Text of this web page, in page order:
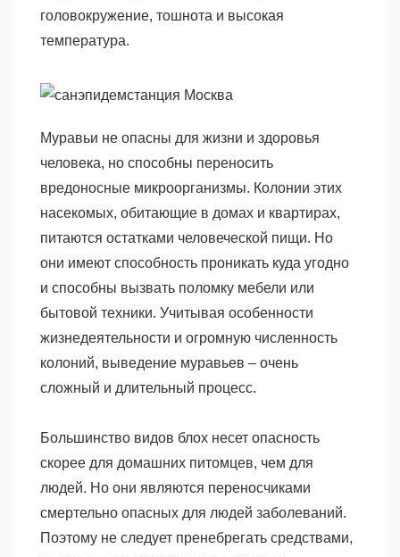
головокружение, тошнота и высокая
температура.
Муравьи не опасны для жизни и здоровья
человека, но способны переносить
вредоносные микроорганизмы. Колонии этих
насекомых, обитающие в домах и квартирах,
питаются остатками человеческой пищи. Но
они имеют способность проникать куда угодно
и способны вызвать поломку мебели или
бытовой техники. Учитывая особенности
жизнедеятельности и огромную численность
колоний, выведение муравьев – очень
сложный и длительный процесс.
Большинство видов блох несет опасность
скорее для домашних питомцев, чем для
людей. Но они являются переносчиками
смертельно опасных для людей заболеваний.
Поэтому не следует пренебрегать средствами,